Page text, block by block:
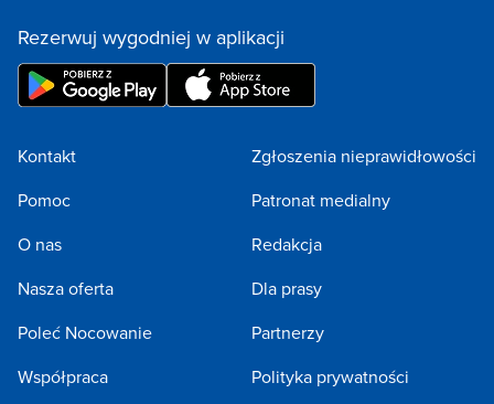
Rezerwuj wygodniej w aplikacji
Kontakt
Pomoc
O nas
Nasza oferta
Poleć Nocowanie
Współpraca
Zgłoszenia nieprawidłowości
Patronat medialny
Redakcja
Dla prasy
Partnerzy
Polityka prywatności